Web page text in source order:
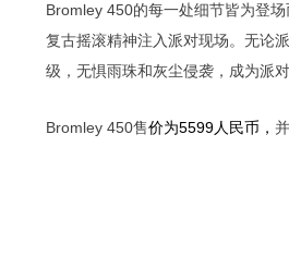
Bromley 450的每一处细节皆为登
复古摇滚精神注入派对现场。 无论
级，无惧雨珠和灰尘侵袭 ， 成为派
Bromley 450售价为5599人民币 ，